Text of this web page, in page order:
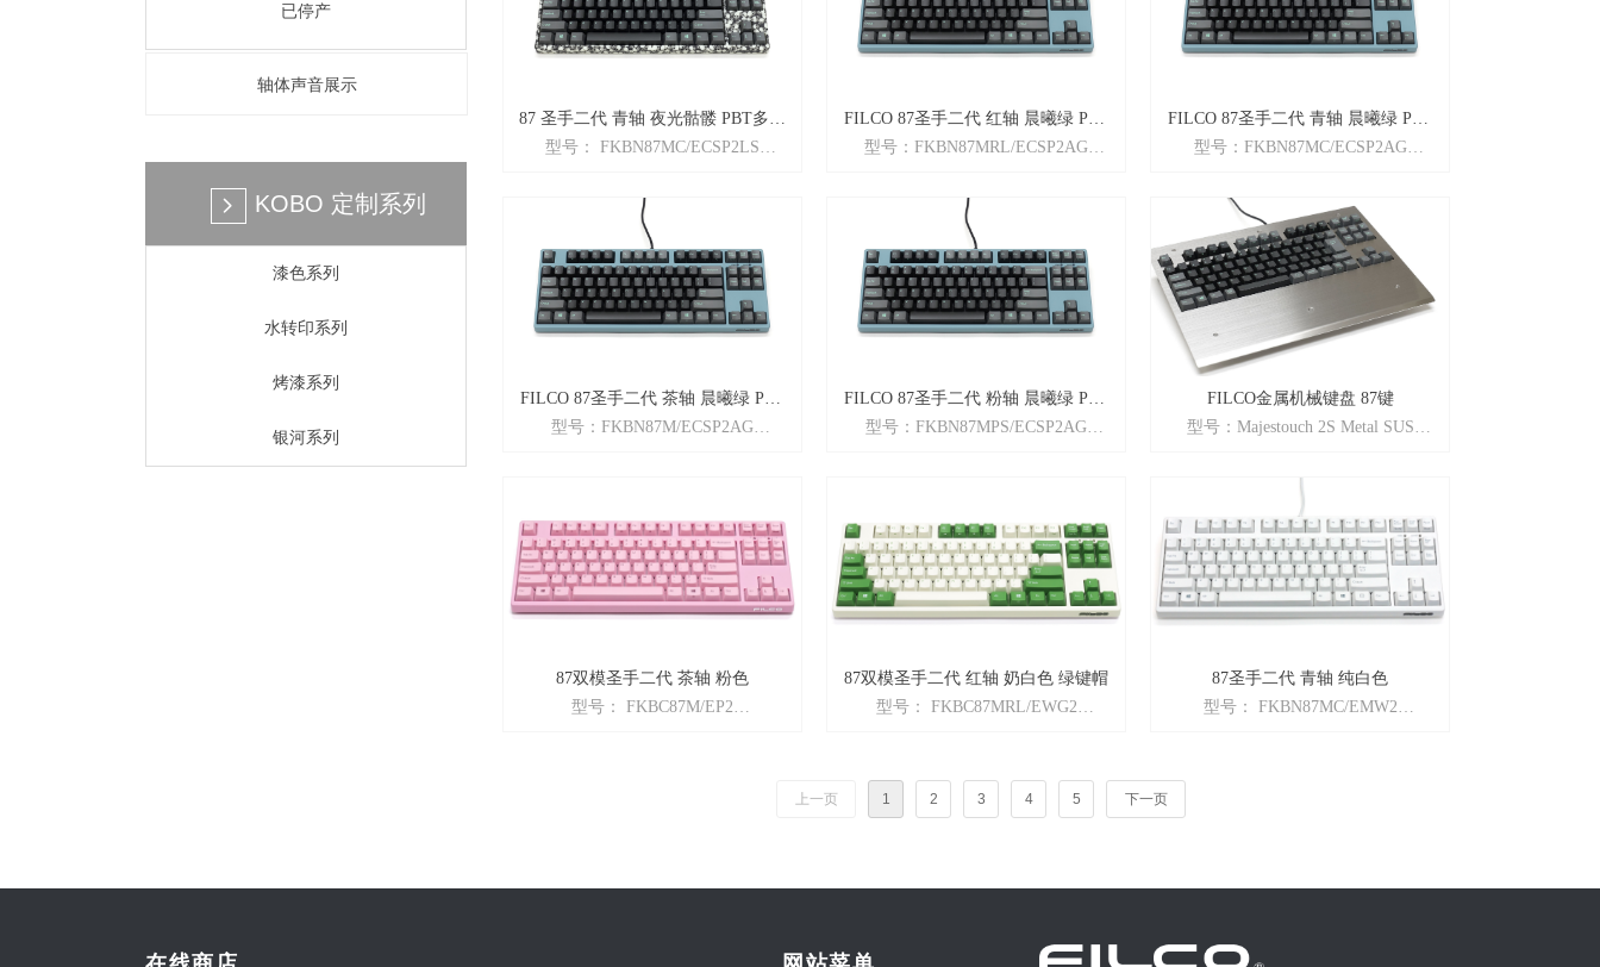
代
87 圣手二代 青轴 夜光骷髅 PBT多媒
体版
型号： FKBN87MC/ECSP2LS
颜色： 夜光骷髅
特性： 英语ASCII配列 + Cherry青轴
+ 全键无冲突 + 迷你87键 无数字区
FILCO 87圣手二代 红轴 晨曦绿 PBT
多媒体版 机械键盘
型号：FKBN87MRL/ECSP2AG
二代
颜色： 晨曦绿
特性： 英语ASCII配列 + Cherry红轴
+ N-key rollover全键无冲突 + 全新二
代
重量：980g
尺寸：357×137×37mm
FILCO 87圣手二代 青轴 晨曦绿 PBT
多媒体版 机械键盘
型号：FKBN87MC/ECSP2AG
颜色： 晨曦绿
特性： 英语ASCII配列 + Cherry青轴
+ N-key rollover全键无冲突 + 全新二
代
重量：980g
尺寸：357×137×37mm
FILCO 87圣手二代 茶轴 晨曦绿 PBT
多媒体版 机械键盘
型号：FKBN87M/ECSP2AG
特性： 英语ASCII配列 + Cherry茶轴
+ N-key rollover全键无冲突 + 全新二
代
重量：980g
尺寸：357×137×37mm
FILCO 87圣手二代 粉轴 晨曦绿 PBT
多媒体版 机械键盘
型号：FKBN87MPS/ECSP2AG
特性： 英语ASCII配列 + Cherry粉轴
+ N-key rollover全键无冲突 + 全新二
代
重量：980g
尺寸：357×137×37mm
FILCO金属机械键盘 87键
型号：Majestouch 2S Metal SUS
商品名： FILCO金属机械键盘 87键
特性： 日产+高度可调+金属制+茶青
红银四轴可选
重量：3.6KG
尺寸：370×282×57mm
可选配件：马卡龙超薄手托
87双模圣手二代 茶轴 粉色
型号： FKBC87M/EP2
87双模圣手二代 红轴 奶白色 绿键帽
型号： FKBC87MRL/EWG2
颜色： 奶白色绿键帽
特性： 英语ASCII配列 + Cherry轴 +
87圣手二代 青轴 纯白色
型号： FKBN87MC/EMW2
特性： 英语ASCII配列 + Cherry茶轴
上一页 1 2 3 4 5 下一页
已停产
KOBO 定制系列
넲
漆色系列
水转印系列
烤漆系列
银河系列
轴体声音展示